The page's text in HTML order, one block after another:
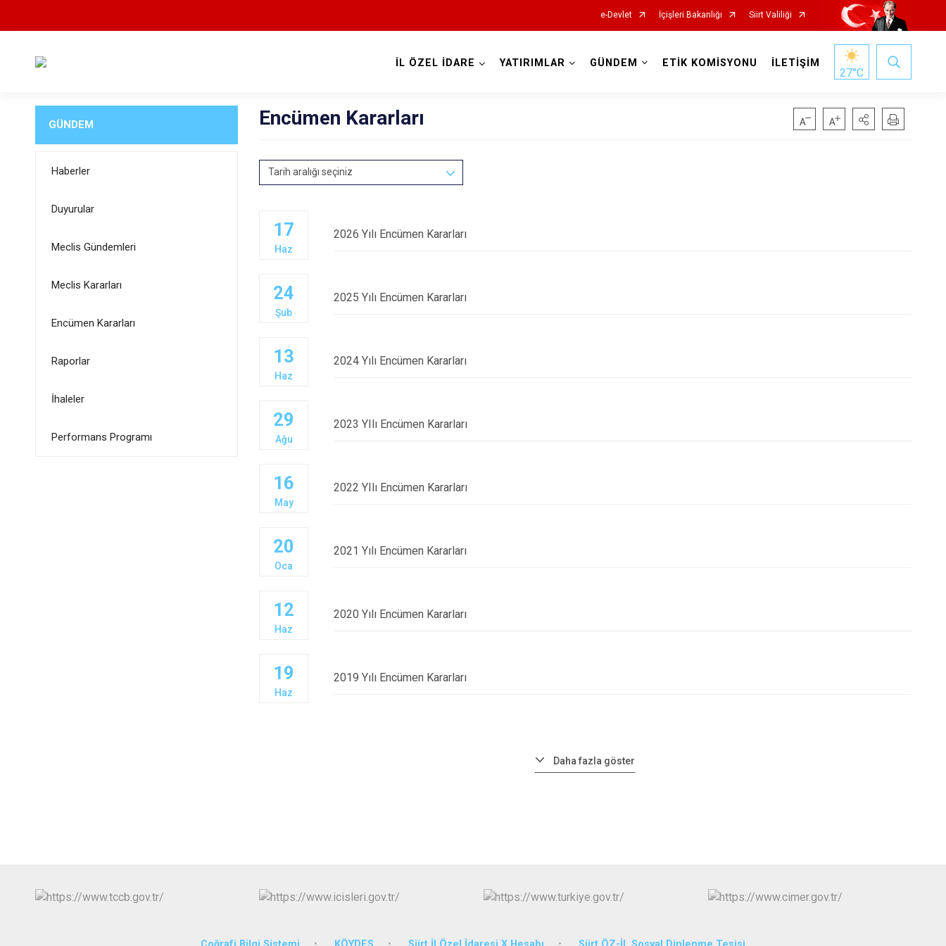
e-Devlet İçişleri Bakanlığı Siirt Valiliği
İL ÖZEL İDARE YATIRIMLAR GÜNDEM ETİK KOMİSYONU İLETİŞİM
27°C
GÜNDEM
Haberler
Duyurular
Meclis Gündemleri
Meclis Kararları
Encümen Kararları
Raporlar
İhaleler
Performans Programı
Encümen Kararları
Tarih aralığı seçiniz
17
Haz
2026 Yılı Encümen Kararları
24
Şub
2025 Yılı Encümen Kararları
13
Haz
2024 Yılı Encümen Kararları
29
Ağu
2023 YIlı Encümen Kararları
16
May
2022 YIlı Encümen Kararları
20
Oca
2021 Yılı Encümen Kararları
12
Haz
2020 Yılı Encümen Kararları
19
Haz
2019 Yılı Encümen Kararları
Daha fazla göster